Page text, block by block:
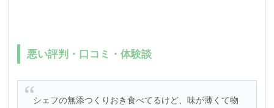
悪い評判・口コミ・体験談
シェフの無添つくりおき食べてるけど、味が薄くて物